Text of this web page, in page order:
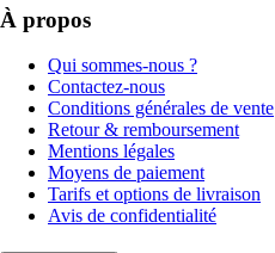
À propos
Qui sommes-nous ?
Contactez-nous
Conditions générales de vente
Retour & remboursement
Mentions légales
Moyens de paiement
Tarifs et options de livraison
Avis de confidentialité